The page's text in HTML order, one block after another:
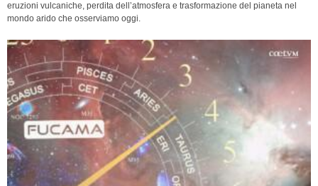
eruzioni vulcaniche, perdita dell’atmosfera e trasformazione del pianeta nel
mondo arido che osserviamo oggi.